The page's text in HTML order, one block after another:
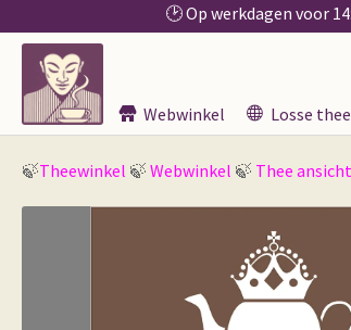
🕑 Op werkdagen voor
Ga
door
naar
navigatie
Ga
naar
inhoud
Webwinkel Losse
🍃Theewinkel 🍃 Webwinkel 🍃 Thee